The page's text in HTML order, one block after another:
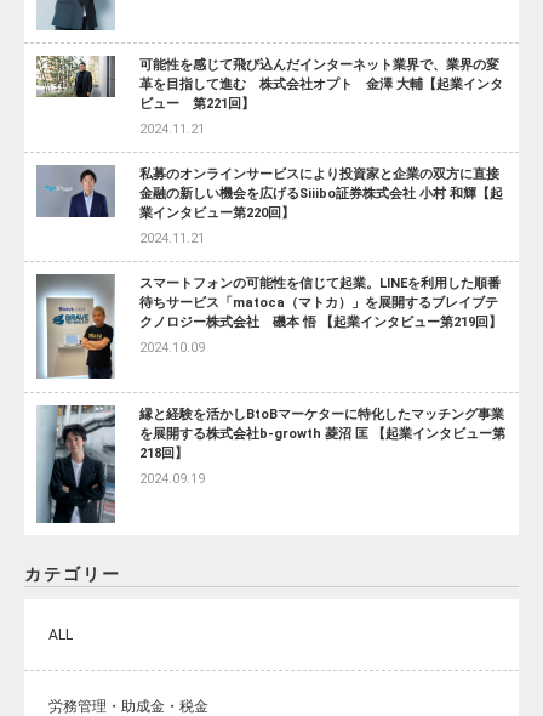
可能性を感じて飛び込んだインターネット業界で、業界の変
革を目指して進む 株式会社オプト 金澤 大輔【起業インタ
ビュー 第221回】
2024.11.21
私募のオンラインサービスにより投資家と企業の双方に直接
金融の新しい機会を広げるSiiibo証券株式会社 小村 和輝【起
業インタビュー第220回】
2024.11.21
スマートフォンの可能性を信じて起業。LINEを利用した順番
待ちサービス「matoca（マトカ）」を展開するブレイブテ
クノロジー株式会社 磯本 悟 【起業インタビュー第219回】
2024.10.09
縁と経験を活かしBtoBマーケターに特化したマッチング事業
を展開する株式会社b-growth 菱沼 匡 【起業インタビュー第
218回】
2024.09.19
カテゴリー
ALL
労務管理・助成金・税金